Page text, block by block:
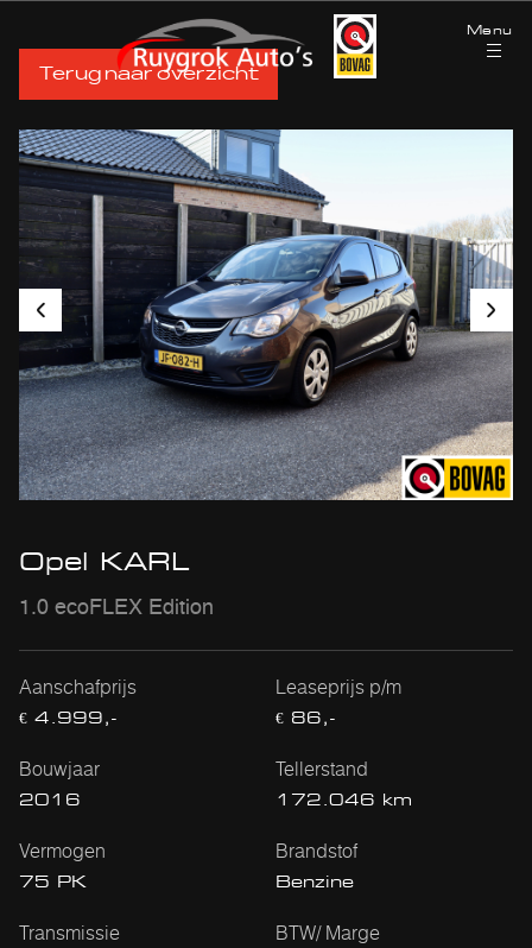
Menu
Terug naar overzicht
Opel KARL
1.0 ecoFLEX Edition
Aanschafprijs
€ 4.999,-
Leaseprijs p/m
€ 86,-
Bouwjaar
2016
Tellerstand
172.046 km
Vermogen
75 PK
Brandstof
Benzine
Transmissie BTW/ Marge